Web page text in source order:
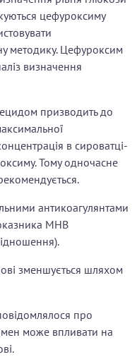
цефуроксиму
методику. Цефуроксим
визначення
призводить до
в сироватці-
Тому одночасне
антикоагулянтами
МНВ
зменшується шляхом
про
може впливати на